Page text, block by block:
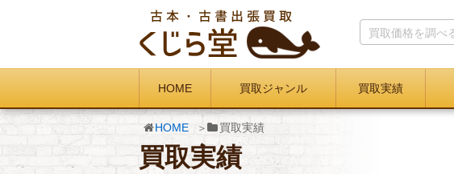
HOME 買取ジャンル 買取実績
HOME 買取実績
買取実績